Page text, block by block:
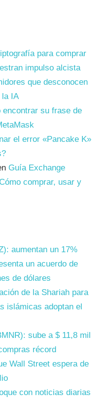
para comprar
impulso alcista
que desconocen
la IA
encontrar su frase de
el error «Pancake K»
Guía Exchange
comprar, usar y
aumentan un 17%
un acuerdo de
de dólares
de la Shariah para
islámicas adoptan el
sube a $ 11,8 mil
récord
Wall Street espera de
con noticias diarias